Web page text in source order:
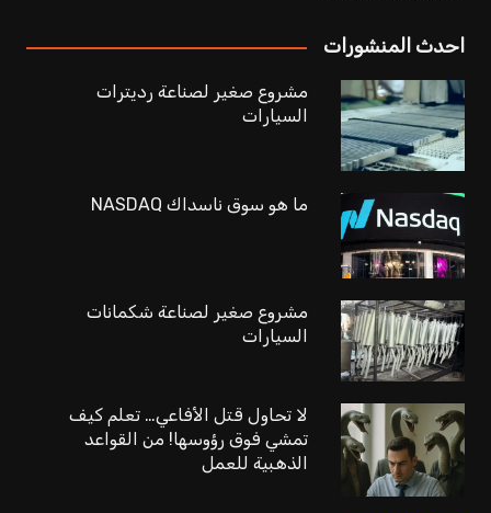
احدث المنشورات
مشروع صغير لصناعة رديترات
السيارات
ما هو سوق ناسداك NASDAQ
مشروع صغير لصناعة شكمانات
السيارات
لا تحاول قتل الأفاعي… تعلم كيف
تمشي فوق رؤوسها! من القواعد
الذهبية للعمل